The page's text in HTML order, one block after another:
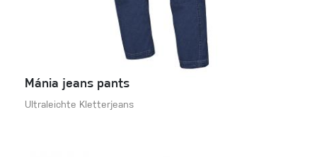
Mánia jeans pants
Ultraleichte Kletterjeans